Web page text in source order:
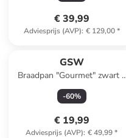
€ 39,99
Adviesprijs (AVP): € 129,00*
GSW
Braadpan "Gourmet" zwart -
Ø 32 cm
-60%
€ 19,99
Adviesprijs (AVP): € 49,99*